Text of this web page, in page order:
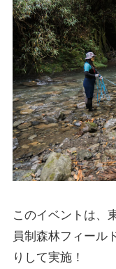
このイベントは、
員制森林フィール
りして実施！